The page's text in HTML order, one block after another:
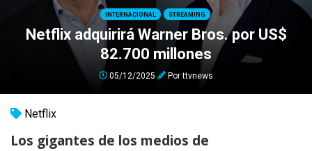
INTERNACIONAL STREAMING
Netflix adquirirá Warner Bros. por US$
82.700 millones
05/12/2025 Porttvnews
Netflix
Los gigantes de los medios de